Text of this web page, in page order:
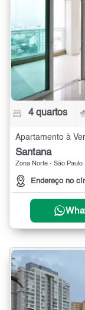
4 quartos
Apartamento à
Santana
Zona Norte - São Paulo
Endereço no